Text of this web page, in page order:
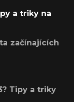
a triky na
začínajících
Tipy a triky